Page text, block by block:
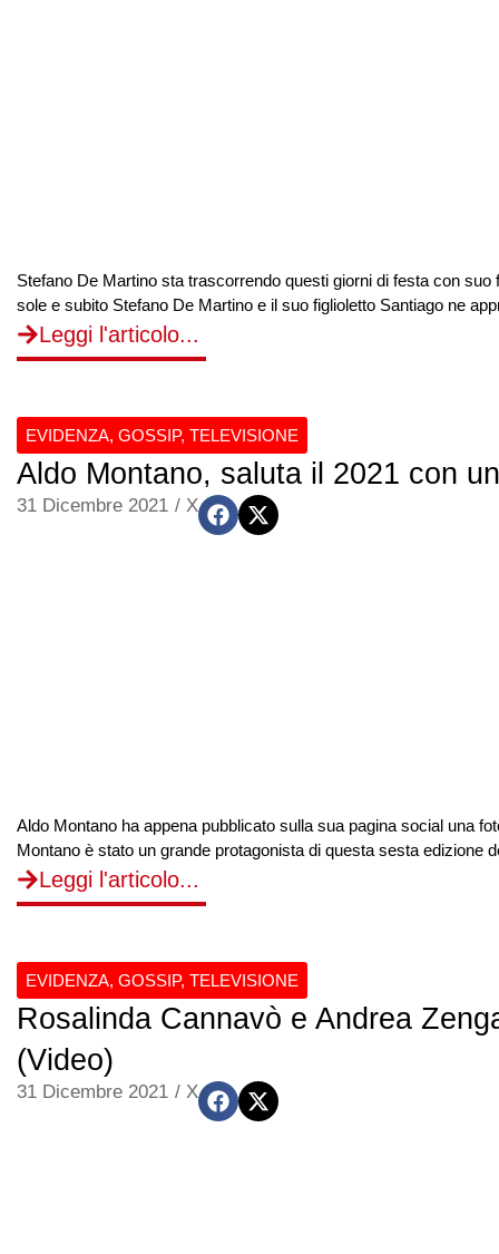
Stefano De Martino sta trascorrendo questi giorni di festa con
sole e subito Stefano De Martino e il suo figlioletto Santiago ne
Leggi l'articolo...
EVIDENZA, GOSSIP, TELEVISIONE
Aldo Montano, saluta il 2021 con
31 Dicembre 2021 / X
Aldo Montano ha appena pubblicato sulla sua pagina social una
Montano è stato un grande protagonista di questa sesta edizione
Leggi l'articolo...
EVIDENZA, GOSSIP, TELEVISIONE
Rosalinda Cannavò e Andrea
(Video)
31 Dicembre 2021 / X